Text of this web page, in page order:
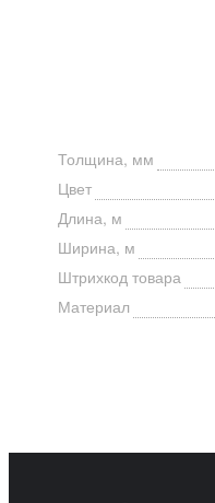
Толщина, мм
Цвет
Длина, м
Ширина, м
Штрихкод товара
Материал